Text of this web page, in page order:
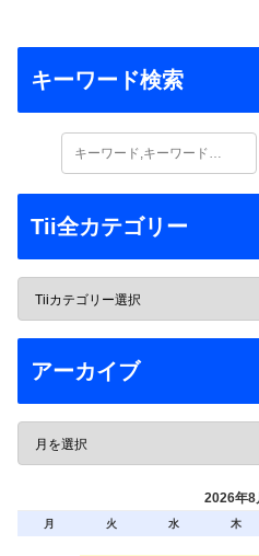
キーワード検索
Tii全カテゴリー
アーカイブ
2026年8
月 火 水 木